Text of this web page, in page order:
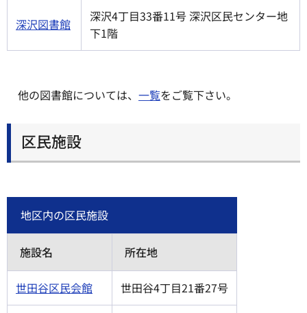
深沢図書館
深沢4丁目33番11号 深沢区民センター地
下1階
他の図書館については、 一覧をご覧下さい。
区民施設
地区内の区民施設
施設名 所在地
世田谷区民会館 世田谷4丁目21番27号